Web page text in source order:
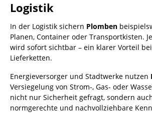
Logistik
In der Logistik sichern Plomben
Planen, Container oder Transportkisten.
wird sofort sichtbar – ein klarer Vorteil
Lieferketten.
Energieversorger und Stadtwerke nutzen
Versiegelung von Strom-, Gas- oder
nicht nur Sicherheit gefragt, sondern
normgerechte und nachvollziehbare